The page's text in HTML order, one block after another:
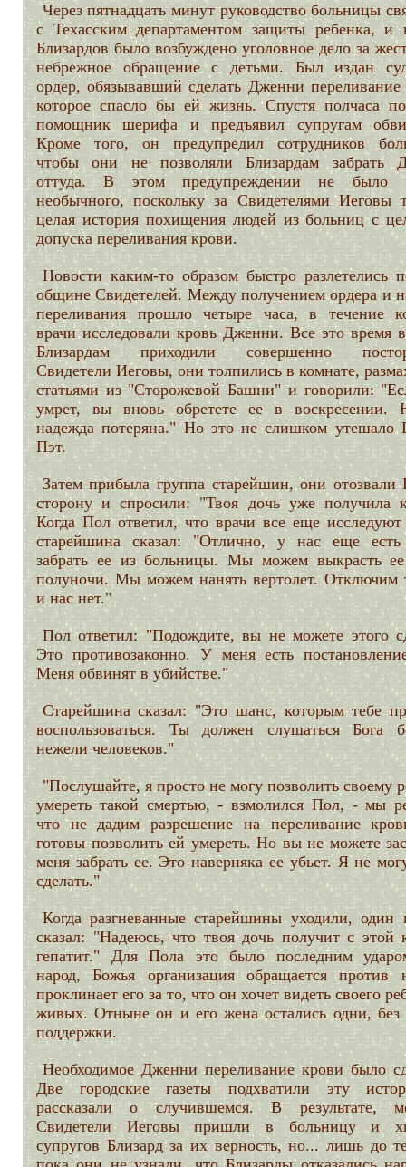
Через пятнадцать минут руководство больницы
с Техасским департаментом защиты ребенка, и
Близардов было возбуждено уголовное дело за
небрежное обращение с детьми. Был издан
ордер, обязывавший сделать Дженни переливание
которое спасло бы ей жизнь. Спустя полчаса
помощник шерифа и предъявил супругам
Кроме того, он предупредил сотрудников
чтобы они не позволяли Близардам забрать
оттуда. В этом предупреждении не было
необычного, поскольку за Свидетелями Иеговы
целая история похищения людей из больниц с
допуска переливания крови.
Новости каким-то образом быстро разлетелись
общине Свидетелей. Между получением ордера и
переливания прошло четыре часа, в течение
врачи исследовали кровь Дженни. Все это время
Близардам приходили совершенно
Свидетели Иеговы, они толпились в комнате,
статьями из "Сторожевой Башни" и говорили:
умрет, вы вновь обретете ее в воскресении.
надежда потеряна." Но это не слишком утешало
Пэт.
Затем прибыла группа старейшин, они отозвали
сторону и спросили: "Твоя дочь уже получила
Когда Пол ответил, что врачи все еще исследуют
старейшина сказал: "Отлично, у нас еще есть
забрать ее из больницы. Мы можем выкрасть
полуночи. Мы можем нанять вертолет. Отключим
и нас нет."
Пол ответил: "Подождите, вы не можете этого
Это противозаконно. У меня есть
Меня обвинят в убийстве."
Старейшина сказал: "Это шанс, которым тебе
воспользоваться. Ты должен слушаться Бога
нежели человеков."
"Послушайте, я просто не могу позволить своему
умереть такой смертью, - взмолился Пол, - мы
что не дадим разрешение на переливание
готовы позволить ей умереть. Но вы не можете
меня забрать ее. Это наверняка ее убьет. Я не
сделать."
Когда разгневанные старейшины уходили, один
сказал: "Надеюсь, что твоя дочь получит с этой
гепатит." Для Пола это было последним
народ, Божья организация обращается против
проклинает его за то, что он хочет видеть своего
живых. Отныне он и его жена остались одни, без
поддержки.
Необходимое Дженни переливание крови было
Две городские газеты подхватили эту
рассказали о случившемся. В результате,
Свидетели Иеговы пришли в больницу и
супругов Близард за их верность, но... лишь до